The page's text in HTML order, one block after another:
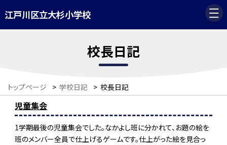
江戸川区立大杉小学校
校長日記
トップページ > 学校日記 > 校長日記
児童集会
1学期最後の児童集会でした。なかよし班に分かれて、お題の絵を
班のメンバー全員で仕上げるゲームです。仕上がった絵を見合っ